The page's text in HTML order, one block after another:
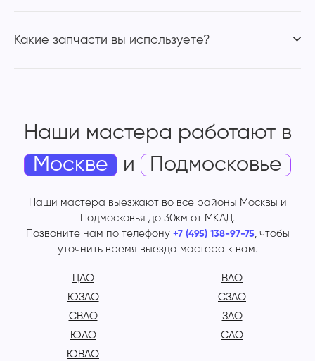
Какие запчасти вы используете?
Наши мастера работают в
Москве
и Подмосковье
Наши мастера выезжают во все районы Москвы и
Подмосковья до 30км от МКАД.
Позвоните нам по телефону +7 (495) 138-97-75, чтобы
уточнить время выезда мастера к вам.
ЦАО
ЮЗАО
СВАО
ЮАО
ЮВАО
ВАО
СЗАО
ЗАО
САО